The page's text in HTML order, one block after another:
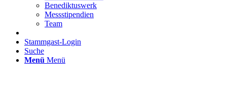
Benediktuswerk
Messstipendien
Team
Stammgast-Login
Suche
Menü Menü